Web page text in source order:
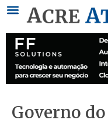
conteúdo
Governo